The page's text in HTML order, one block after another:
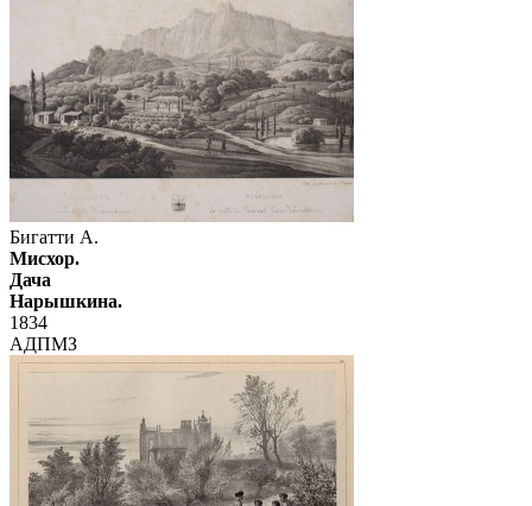
Бигатти А.
Мисхор.
Дача
Нарышкина.
1834
АДПМЗ